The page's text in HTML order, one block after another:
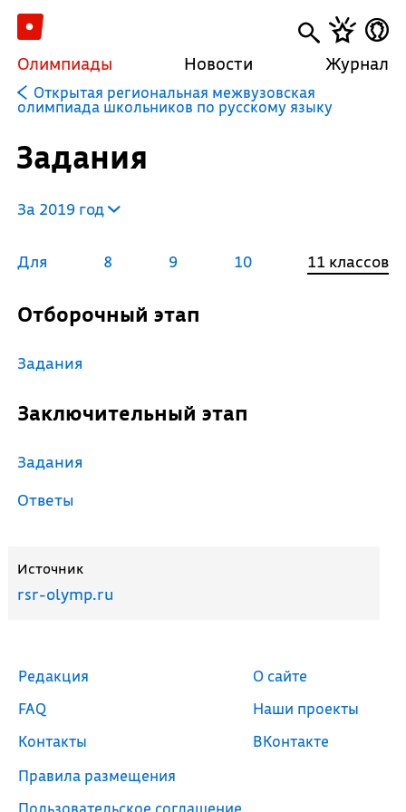
Олимпиады Новости Журнал
Открытая региональная межвузовская
олимпиада школьников по русскому языку
Задания
За 2019 год
Для 8 9 10 11 классов
Отборочный этап
Задания
Заключительный этап
Задания
Ответы
Источник
rsr-olymp.ru
Редакция
FAQ
Контакты
Правила размещения
Пользовательское соглашение
О сайте
Наши проекты
ВКонтакте